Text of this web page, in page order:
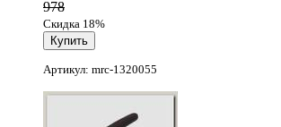
978
Скидка 18%
Артикул: mrc-1320055